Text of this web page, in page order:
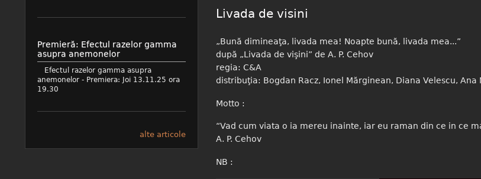
Livada de visini
„Bună dimineaţa, livada mea! Noapte bună, livada mea...”
după „Livada de vişini” de A. P. Cehov
regia: C&A
distribuţia: Bogdan Racz, Ionel Mărginean, Diana Velescu, Ana
Motto :
“Vad cum viata o ia mereu inainte, iar eu raman din ce in ce
A. P. Cehov
NB :
Premieră: Efectul razelor gamma
asupra anemonelor
Efectul razelor gamma asupra
anemonelor - Premiera: Joi 13.11.25 ora
19.30
alte articole